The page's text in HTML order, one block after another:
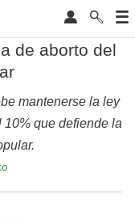
de aborto del
mantenerse la ley
10% que defiende la